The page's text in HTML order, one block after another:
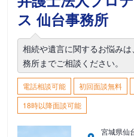
ス 仙台事務所
相続や遺言に関するお悩み
務所までご相談ください。
電話相談可能 初回面談無料
18時以降面談可能
宮城県仙